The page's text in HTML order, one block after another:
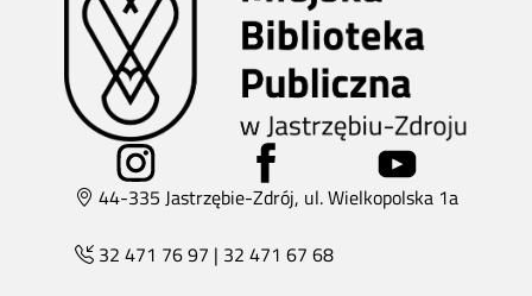
44-335 Jastrzębie-Zdrój, ul. Wielkopolska 1a
32 471 76 97 | 32 471 67 68